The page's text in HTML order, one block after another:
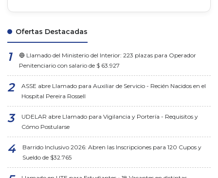
Ofertas Destacadas
🔵 Llamado del Ministerio del Interior: 223 plazas para Operador
Penitenciario con salario de $ 63.927
ASSE abre Llamado para Auxiliar de Servicio - Recién Nacidos en el
Hospital Pereira Rossell
UDELAR abre Llamado para Vigilancia y Portería - Requisitos y
Cómo Postularse
Barrido Inclusivo 2026: Abren las Inscripciones para 120 Cupos y
Sueldo de $32.765